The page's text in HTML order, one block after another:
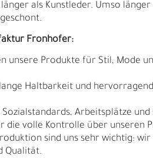
als Kunstleder. Umso
Fronhofer:
unsere Produkte für Stil, Mode
Haltbarkeit und
Arbeitsplätze
die volle Kontrolle über unseren
sind uns sehr wichtig:
Qualität.